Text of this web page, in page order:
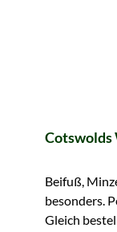
Cotswolds
Beifuß,
besonders.
Gleich